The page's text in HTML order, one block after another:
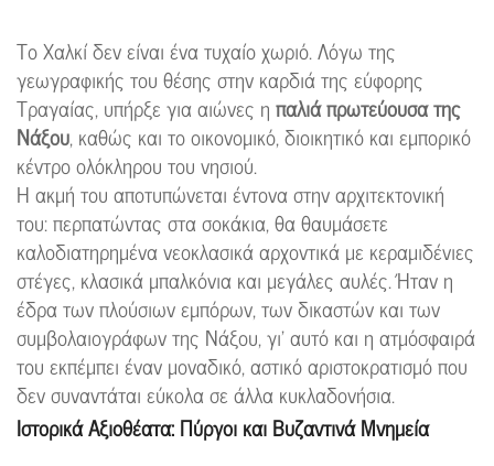
Το Χαλκί δεν είναι ένα τυχαίο χωριό. Λόγω της
γεωγραφικής του θέσης στην καρδιά της εύφορης
Τραγαίας, υπήρξε για αιώνες η παλιά πρωτεύουσα της
Νάξου, καθώς και το οικονομικό, διοικητικό και εμπορικό
κέντρο ολόκληρου του νησιού.
Η ακμή του αποτυπώνεται έντονα στην αρχιτεκτονική
του: περπατώντας στα σοκάκια, θα θαυμάσετε
καλοδιατηρημένα νεοκλασικά αρχοντικά με κεραμιδένιες
στέγες, κλασικά μπαλκόνια και μεγάλες αυλές. Ήταν η
έδρα των πλούσιων εμπόρων, των δικαστών και των
συμβολαιογράφων της Νάξου, γι’ αυτό και η ατμόσφαιρά
του εκπέμπει έναν μοναδικό, αστικό αριστοκρατισμό που
δεν συναντάται εύκολα σε άλλα κυκλαδονήσια.
Ιστορικά Αξιοθέατα: Πύργοι και Βυζαντινά Μνημεία